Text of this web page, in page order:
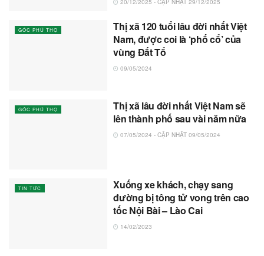
20/12/2025 - CẬP NHẬT 29/12/2025
GÓC PHÚ THỌ
Thị xã 120 tuổi lâu đời nhất Việt
Nam, được coi là ‘phố cổ’ của
vùng Đất Tổ
09/05/2024
GÓC PHÚ THỌ
Thị xã lâu đời nhất Việt Nam sẽ
lên thành phố sau vài năm nữa
07/05/2024 - CẬP NHẬT 09/05/2024
TIN TỨC
Xuống xe khách, chạy sang
đường bị tông tử vong trên cao
tốc Nội Bài – Lào Cai
14/02/2023